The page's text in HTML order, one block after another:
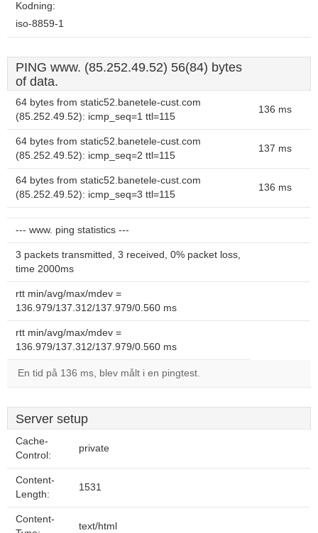
Kodning:
iso-8859-1
PING www. (85.252.49.52) 56(84) bytes
of data.
64 bytes from static52.banetele-cust.com
(85.252.49.52): icmp_seq=1 ttl=115
136 ms
64 bytes from static52.banetele-cust.com
(85.252.49.52): icmp_seq=2 ttl=115
137 ms
64 bytes from static52.banetele-cust.com
(85.252.49.52): icmp_seq=3 ttl=115
136 ms
--- www. ping statistics ---
3 packets transmitted, 3 received, 0% packet loss,
time 2000ms
rtt min/avg/max/mdev =
136.979/137.312/137.979/0.560 ms
rtt min/avg/max/mdev =
136.979/137.312/137.979/0.560 ms
En tid på 136 ms, blev målt i en pingtest.
Server setup
Cache-
Control:
private
Content-
Length:
1531
Content-
text/html